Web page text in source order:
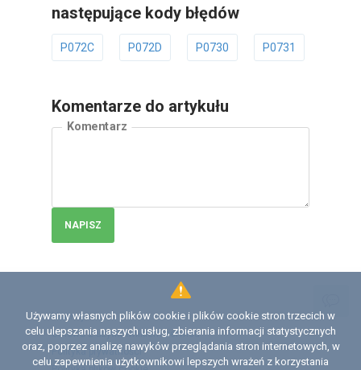
następujące kody błędów
P072C P072D P0730 P0731
Komentarze do artykułu
Komentarz
NAPISZ
Używamy własnych plików cookie i plików cookie stron trzecich w
celu ulepszania naszych usług, zbierania informacji statystycznych
oraz, poprzez analizę nawyków przeglądania stron internetowych, w
celu zapewnienia użytkownikowi lepszych wrażeń z korzystania
Licencja
Umowa z użytkownikiem serwisu
Polityka prywatności